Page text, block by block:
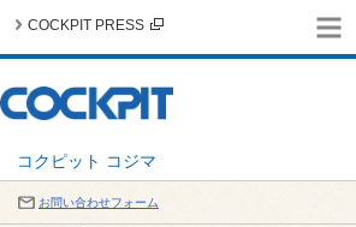
コクピット コジマ
COCKPIT PRESS
お問い合わせフォーム